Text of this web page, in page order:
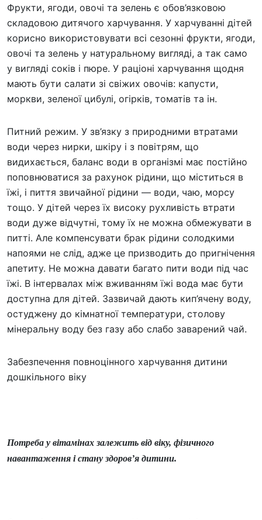
Фрукти, ягоди, овочі та зелень є обов’язковою
складовою дитячого харчування. У харчуванні дітей
корисно використовувати всі сезонні фрукти, ягоди,
овочі та зелень у натуральному вигляді, а так само
у вигляді соків і пюре. У раціоні харчування щодня
мають бути салати зі свіжих овочів: капусти,
моркви, зеленої цибулі, огірків, томатів та ін.
Питний режим. У зв’язку з природними втратами
води через нирки, шкіру і з повітрям, що
видихається, баланс води в організмі має постійно
поповнюватися за рахунок рідини, що міститься в
їжі, і пиття звичайної рідини — води, чаю, морсу
тощо. У дітей через їх високу рухливість втрати
води дуже відчутні, тому їх не можна обмежувати в
питті. Але компенсувати брак рідини солодкими
напоями не слід, адже це призводить до пригнічення
апетиту. Не можна давати багато пити води під час
їжі. В інтервалах між вживанням їжі вода має бути
доступна для дітей. Зазвичай дають кип’ячену воду,
остуджену до кімнатної температури, столову
мінеральну воду без газу або слабо заварений чай.
Забезпечення повноцінного харчування дитини
дошкільного віку
Потреба у вітамінах залежить від віку, фізичного
навантаження і стану здоров’я дитини.